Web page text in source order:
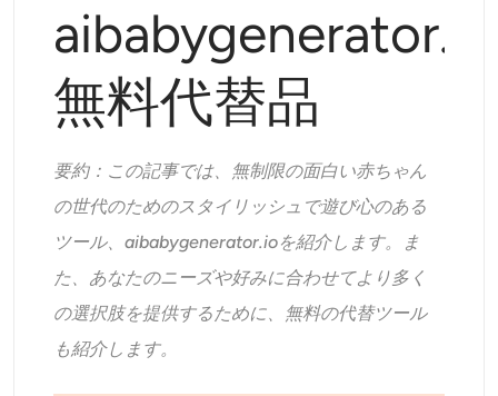
AIハグジェネレーター
AIダンスジェネレーター
サポートされている AI モデル
Seedance 2.0 Kling 2.6 Motion Control
Sora 2.0 Kling 2.6 Pro Kling 2.1 Master Hailuo 2.3
Seedream 5.0 Pro Nano Banana Pro Seedream 4.5
ナノバナナ フラックス Kontext
フォトエンハンサー
オブジェクトリムーバー
背景リムーバー
AIの背景
aibabygenerator.io
無料代替品
要約：この記事では、無制限の面白い赤ちゃん
の世代のためのスタイリッシュで遊び心のある
ツール、aibabygenerator.ioを紹介します。ま
た、あなたのニーズや好みに合わせてより多く
の選択肢を提供するために、無料の代替ツール
も紹介します。